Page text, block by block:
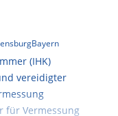
Bayern
(IHK)
vereidigter
für Vermessung